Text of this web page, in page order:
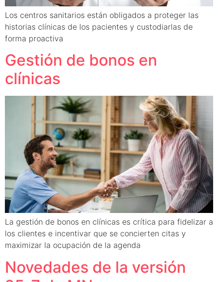
Los centros sanitarios están obligados a proteger las
historias clínicas de los pacientes y custodiarlas de
forma proactiva
Gestión de bonos en
clínicas
La gestión de bonos en clínicas es crítica para fidelizar a
los clientes e incentivar que se concierten citas y
maximizar la ocupación de la agenda
Novedades de la versión